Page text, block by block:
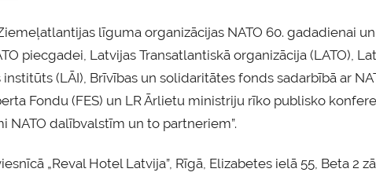
līguma organizācijas NATO 60. gadadienai
piecgadei, Latvijas Transatlantiskā organizācija (LATO),
(LĀI), Brīvības un solidaritātes fonds sadarbībā ar
Fondu (FES) un LR Ārlietu ministriju rīko publisko
NATO dalībvalstīm un to partneriem”.
„Reval Hotel Latvija”, Rīgā, Elizabetes ielā 55, Beta 2